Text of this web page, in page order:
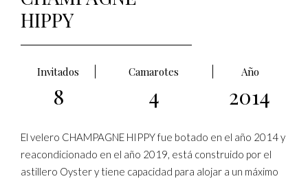
HIPPY
Invitados Camarotes Año
8 4 2014
El velero CHAMPAGNE HIPPY fue botado en el año 2014 y
reacondicionado en el año 2019, está construido por el
astillero Oyster y tiene capacidad para alojar a un máximo